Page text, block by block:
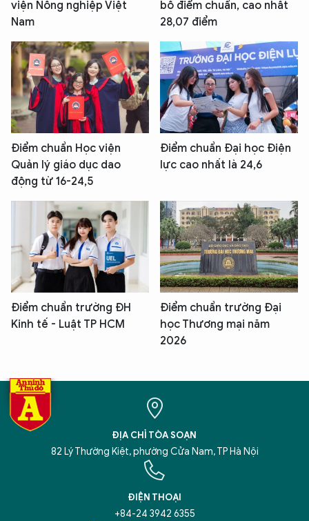
viện Nông nghiệp Việt
Nam
bố điểm chuẩn, cao nhất
28,07 điểm
Điểm chuẩn Học viện
Quản lý giáo dục dao
động từ 16-24,5
Điểm chuẩn Đại học Điện
lực cao nhất là 24,6
Điểm chuẩn trường ĐH
Kinh tế - Luật TP HCM
Điểm chuẩn trường Đại
học Thương mại năm
2026
ĐỊA CHỈ TÒA SOẠN
82 Lý Thường Kiệt, phường Cửa Nam, TP Hà Nội
ĐIỆN THOẠI
+84-24 3942 6355